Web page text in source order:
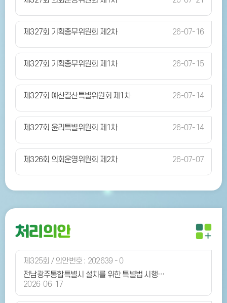
제327회 기획총무위원회 제2차 26-07-16
제327회 기획총무위원회 제1차 26-07-15
제327회 예산결산특별위원회 제1차 26-07-14
제327회 윤리특별위원회 제1차 26-07-14
제326회 의회운영위원회 제2차 26-07-07
처리의안
제325회 / 의안번호 : 202639 - 0
전남광주통합특별시 설치를 위한 특별법 시행에 따른 명칭 변경을 위한 광주광역시 동구 조례 일괄개정조례안에 대한 번안 동의의 건
2026-06-17